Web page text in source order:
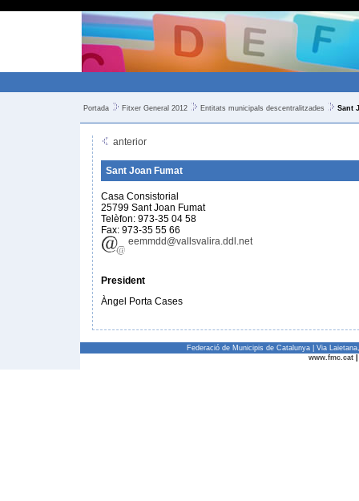
Portada Fitxer General 2012 Entitats municipals descentralitzades Sant
anterior
Sant Joan Fumat
Casa Consistorial
25799 Sant Joan Fumat
Telèfon: 973-35 04 58
Fax: 973-35 55 66
eemmdd@vallsvalira.ddl.net
President
Àngel Porta Cases
Federació de Municipis de Catalunya | Via
www.fmc.cat